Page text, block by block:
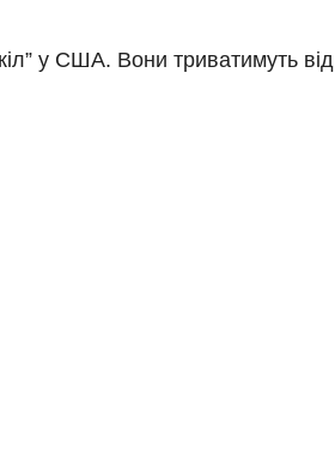
у США. Вони триватимуть від